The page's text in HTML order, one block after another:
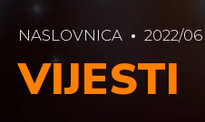
NASLOVNICA 2022/06
VIJESTI